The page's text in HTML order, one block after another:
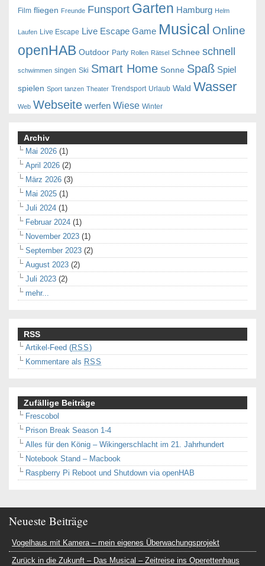
Film fliegen Freunde Funsport Garten Hamburg Helm
Laufen Live Escape Live Escape Game Musical Online
openHAB Outdoor Party Rollen Rätsel Schnee schnell
schwimmen singen Ski Smart Home Sonne Spaß Spiel
spielen Sport tanzen Theater Trendsport Urlaub Wald Wasser
Web Webseite werfen Wiese Winter
Archiv
Mai 2026 (1)
April 2026 (2)
März 2026 (3)
Mai 2025 (1)
Juli 2024 (1)
Februar 2024 (1)
November 2023 (1)
September 2023 (2)
August 2023 (2)
Juli 2023 (2)
mehr...
RSS
Artikel-Feed (RSS)
Kommentare als RSS
Zufällige Beiträge
Frescobol
Prison Break Season 1-4
Alles für den König – Wikingerschlacht im 21. Jahrhundert
Notebook Stand – Macbook
Raspberry Pi Reboot und Shutdown via openHAB
Neueste Beiträge
Vogelhaus mit Kamera – mein eigenes Überwachungsprojekt
Zurück in die Zukunft – Das Musical – Zeitreise ins Operettenhaus